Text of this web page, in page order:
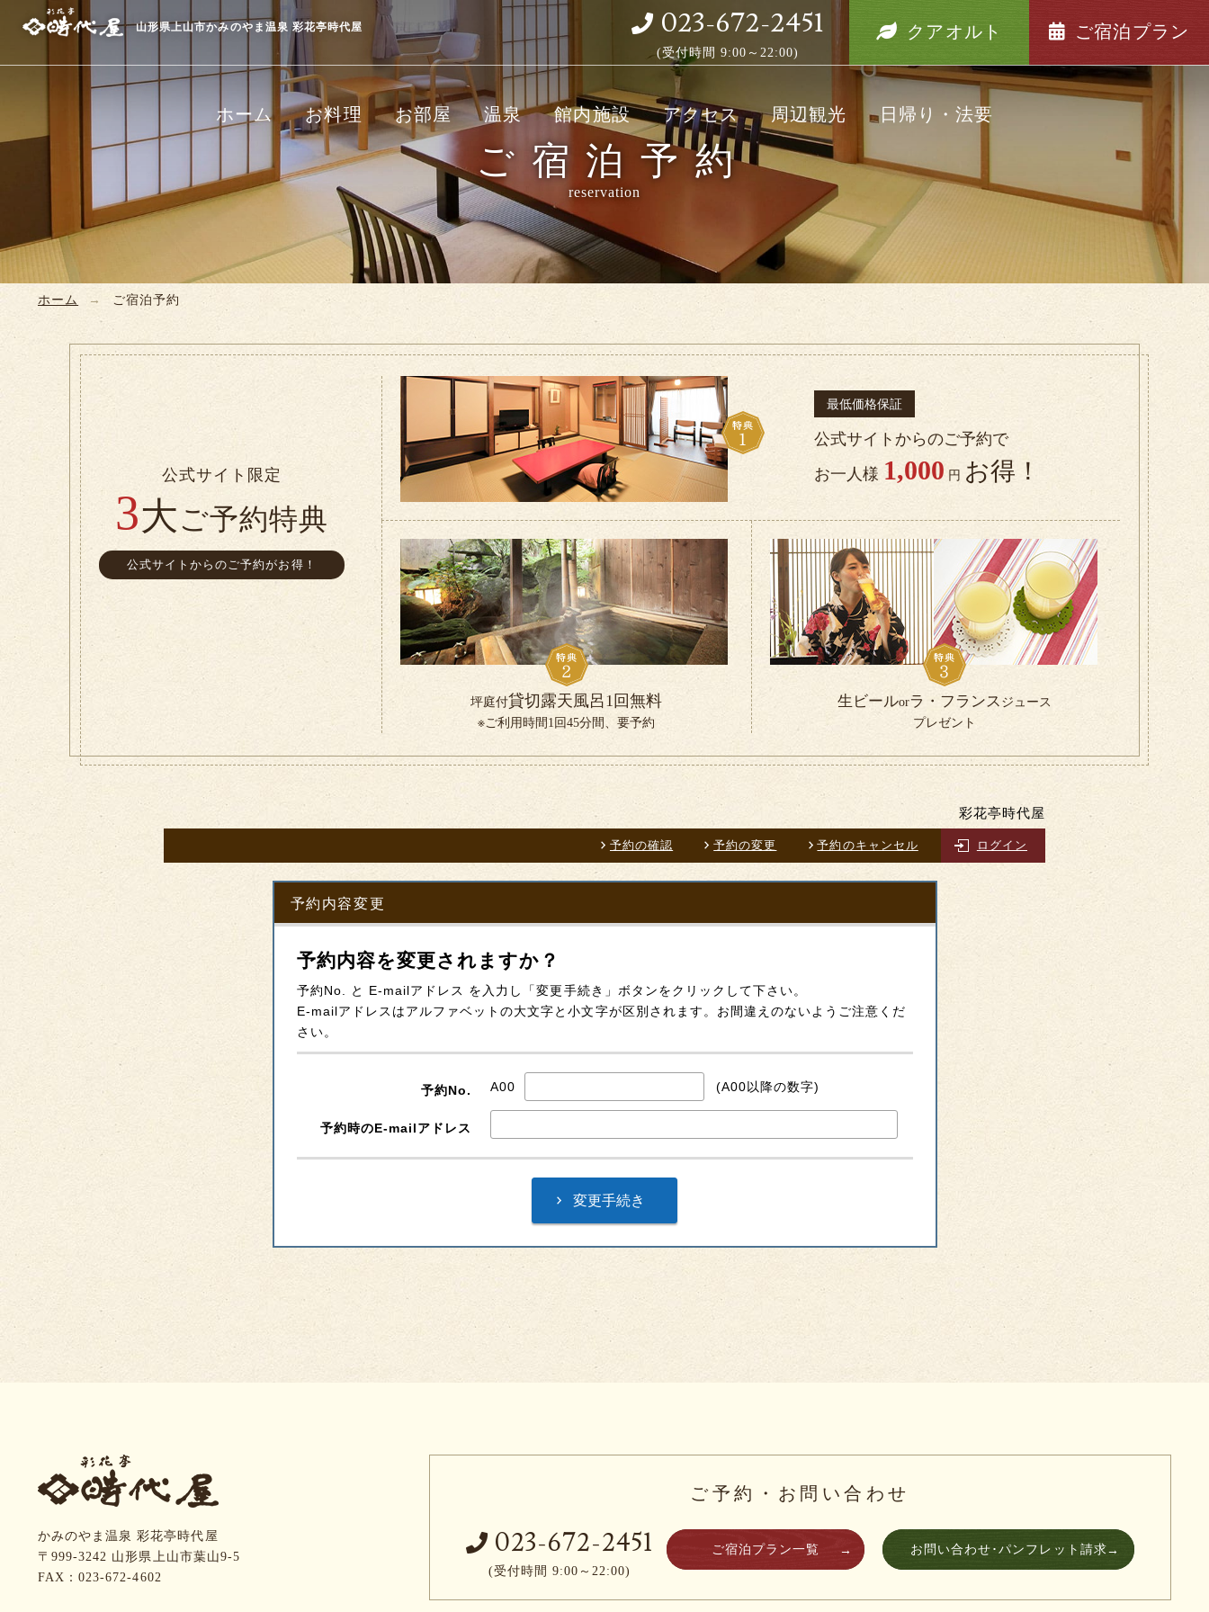
023-672-2451
(受付時間 9:00～22:00)
クアオルト ご宿泊プラン
山形県上山市かみのやま温泉 彩花亭時代屋
ご宿泊予約
reservation
ホーム お料理 お部屋 温泉 館内施設 アクセス 周辺観光 日帰り・法要
ホーム ご宿泊予約
公式サイト限定
3大ご予約特典
公式サイトからのご予約がお得！
最低価格保証
公式サイトからのご予約で
お一人様 1,000 円 お得！
坪庭付貸切露天風呂1回無料
※ご利用時間1回45分間、要予約
生ビールorラ ・ フランスジュース
プレゼント
彩花亭時代屋
予約の確認 予約の変更 予約のキャンセル ログイン
予約内容変更
予約内容を変更されますか？
予約No. と E-mailアドレス を入力し「変更手続き」ボタンをクリックして下さい。
E-mailアドレスはアルファベットの大文字と小文字が区別されます。お間違えのないようご注意くだ
さい。
予約No. A00 (A00以降の数字)
予約時のE-mailアドレス
かみのやま温泉 彩花亭時代屋
〒999-3242 山形県上山市葉山9-5
FAX：023-672-4602
ご予約・お問い合わせ
023-672-2451
(受付時間 9:00～22:00)
ご宿泊プラン一覧 お問い合わせ･パンフレット請求